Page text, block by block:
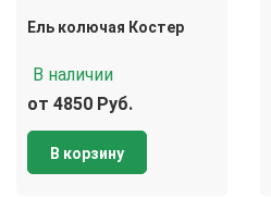
Ель колючая Костер
В наличии
от 4850 Руб.
В корзину